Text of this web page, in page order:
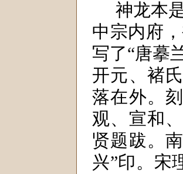
神龙本
中宗内府
写了“唐摹
开元、褚
落在外。
观、宣和
贤题跋。
兴”印。宋